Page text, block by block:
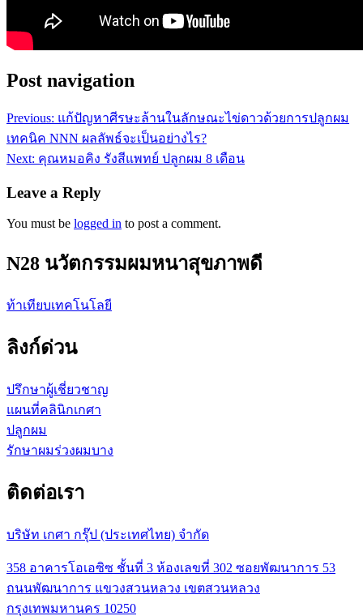
Post navigation
Previous: แก้ปัญหาศีรษะล้านในลักษณะไข่ดาวด้วยการปลูกผม
เทคนิค NNN ผลลัพธ์จะเป็นอย่างไร?
Next: คุณหมอคิง รังสีแพทย์ ปลูกผม 8 เดือน
Leave a Reply
You must be logged in to post a comment.
N28 นวัตกรรมผมหนาสุขภาพดี
ท้าเทียบเทคโนโลยี
ลิงก์ด่วน
ปรึกษาผู้เชี่ยวชาญ
แผนที่คลินิกเกศา
ปลูกผม
รักษาผมร่วงผมบาง
ติดต่อเรา
บริษัท เกศา กรุ๊ป (ประเทศไทย) จำกัด
358 อาคารโอเอซิซ ชั้นที่ 3 ห้องเลขที่ 302 ซอยพัฒนาการ 53
ถนนพัฒนาการ แขวงสวนหลวง เขตสวนหลวง
กรุงเทพมหานคร 10250